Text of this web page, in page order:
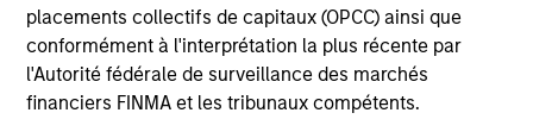
placements collectifs de capitaux (OPCC) ainsi que
conformément à l'interprétation la plus récente par
l'Autorité fédérale de surveillance des marchés
financiers FINMA et les tribunaux compétents.
COUNTRY
United Kingdom